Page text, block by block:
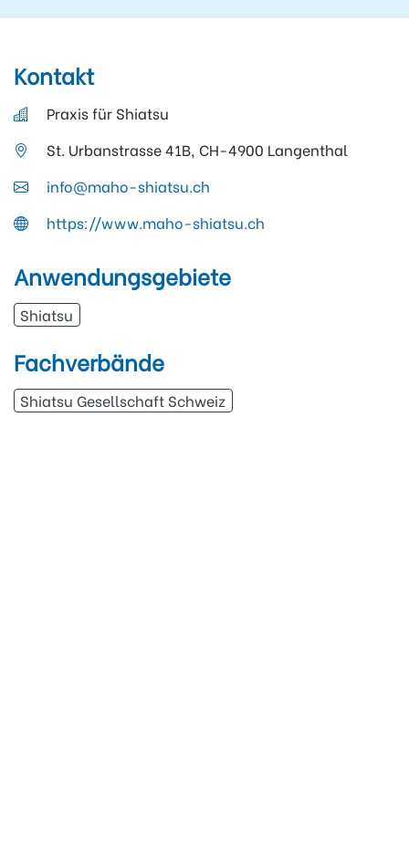
Kontakt
Praxis für Shiatsu
St. Urbanstrasse 41B, CH-4900 Langenthal
info@maho-shiatsu.ch
https://www.maho-shiatsu.ch
Anwendungsgebiete
Shiatsu
Fachverbände
Shiatsu Gesellschaft Schweiz